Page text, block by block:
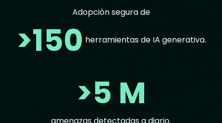
Adopción segura de
>150 herramientas de IA generativa.
>5 M
amenazas detectadas a diario.